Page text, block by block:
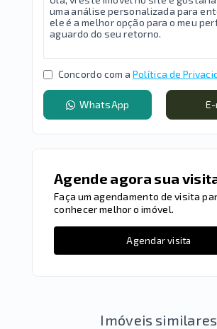
Concordo com a Política de
WhatsApp
Agende agora sua
Faça um agendamento de visita
conhecer melhor o imóvel.
Agendar visita
Imóveis similares